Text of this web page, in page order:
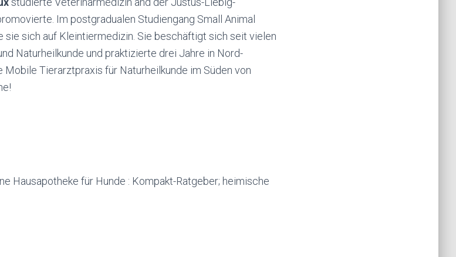
Im postgradualen Studiengang Small Animal
sie sich auf Kleintiermedizin. Sie beschäftigt sich seit vielen
Naturheilkunde und praktizierte drei Jahre in Nord-
Tierarztpraxis für Naturheilkunde im Süden von
Hausapotheke für Hunde : Kompakt-Ratgeber; heimische